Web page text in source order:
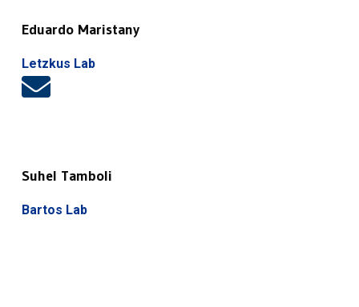
Eduardo Maristany
Letzkus Lab
Suhel Tamboli
Bartos Lab